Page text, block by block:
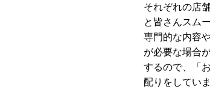
社ア
それぞれの店
と皆さんスム
専門的な内容
が必要な場合
するので、「
配りをしていま